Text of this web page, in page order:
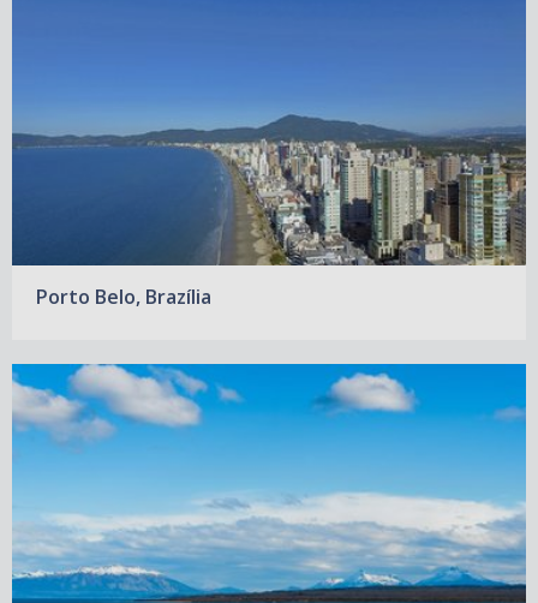
Porto Belo, Brazília